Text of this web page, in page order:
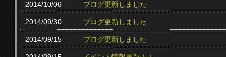
2014/10/06 ブログ更新しました
2014/09/30 ブログ更新しました
2014/09/15 ブログ更新しました